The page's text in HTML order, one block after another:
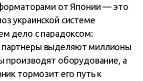
от Японии — это
украинской системе
дело с парадоксом:
выделяют миллионы
производят оборудование, а
тормозит его путь к